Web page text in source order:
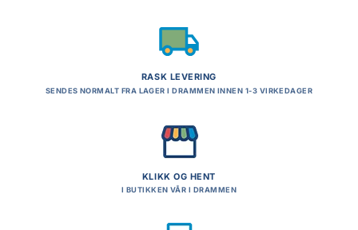
RASK LEVERING
SENDES NORMALT FRA LAGER I DRAMMEN INNEN 1-3 VIRKEDAGER
KLIKK OG HENT
I BUTIKKEN VÅR I DRAMMEN